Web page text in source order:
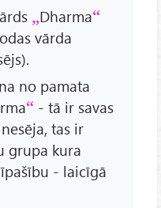
Dharma
vārda
no pamata
- tā ir savas
tas ir
grupa kura
- laicīgā